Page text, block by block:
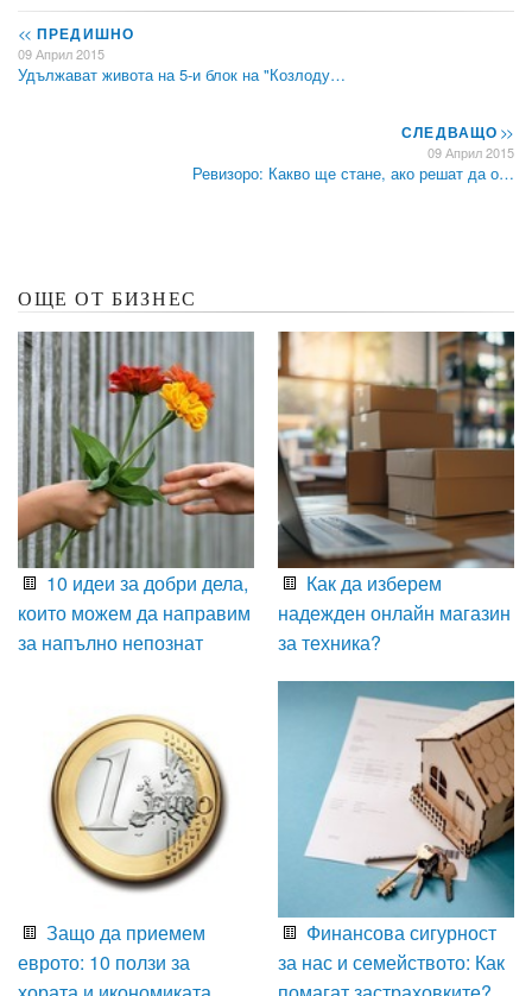
<< ПРЕДИШНО
09 Април 2015
Удължават живота на 5-и блок на "Козлоду…
СЛЕДВАЩО>>
09 Април 2015
Ревизоро: Какво ще стане, ако решат да о…
ОЩЕ ОТ БИЗНЕС
10 идеи за добри дела,
които можем да направим
за напълно непознат
Как да изберем
надежден онлайн магазин
за техника?
Защо да приемем
еврото: 10 ползи за
Финансова сигурност
за нас и семейството: Как